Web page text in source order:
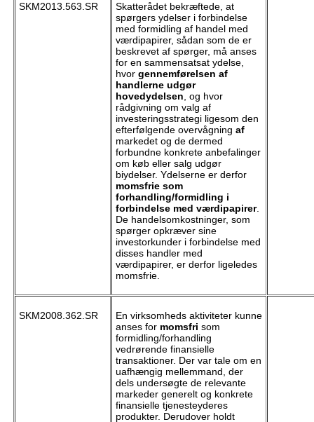
SKM2013.563.SR
Skatterådet bekræftede, at
spørgers ydelser i forbindelse
med formidling af handel med
værdipapirer, sådan som de er
beskrevet af spørger, må anses
for en sammensatsat ydelse,
hvor gennemførelsen af
handlerne udgør
hovedydelsen, og hvor
rådgivning om valg af
investeringsstrategi ligesom den
efterfølgende overvågning af
markedet og de dermed
forbundne konkrete anbefalinger
om køb eller salg udgør
biydelser. Ydelserne er derfor
momsfrie som
forhandling/formidling i
forbindelse med værdipapirer.
De handelsomkostninger, som
spørger opkræver sine
investorkunder i forbindelse med
disses handler med
værdipapirer, er derfor ligeledes
momsfrie.
SKM2008.362.SR
En virksomheds aktiviteter kunne
anses for momsfri som
formidling/forhandling
vedrørende finansielle
transaktioner. Der var tale om en
uafhængig mellemmand, der
dels undersøgte de relevante
markeder generelt og konkrete
finansielle tjenesteyderes
produkter. Derudover holdt